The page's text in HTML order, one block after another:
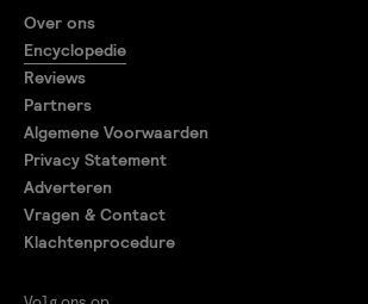
Over ons
Encyclopedie
Reviews
Partners
Algemene Voorwaarden
Privacy Statement
Adverteren
Vragen & Contact
Klachtenprocedure